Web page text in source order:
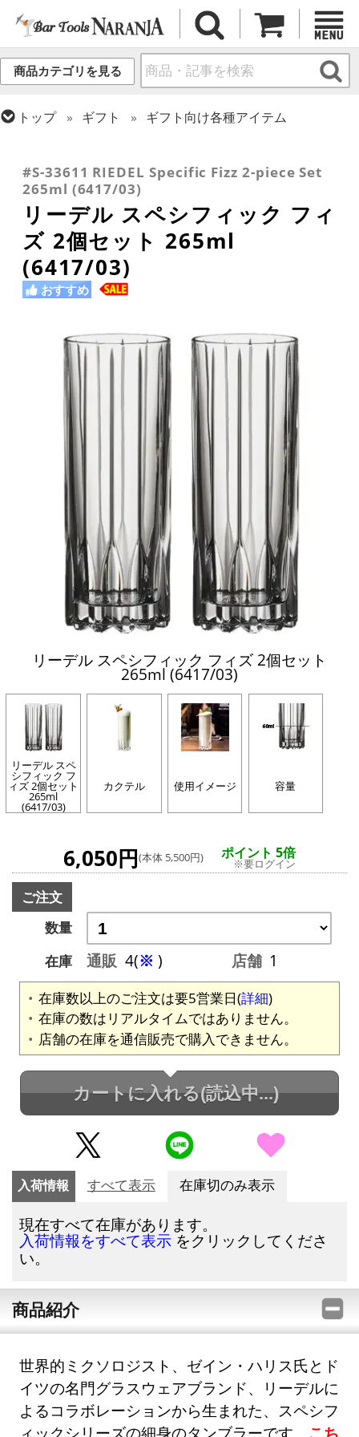
商品カテゴリを見る
トップ ギフト
ギフト向け各種アイテム
タンブラー
#S-33611 RIEDEL Specific Fizz 2-piece Set
265ml (6417/03)
リーデル スペシフィック フィ
ズ 2個セット 265ml
(6417/03)
おすすめ
リーデル スペシフィック フィズ 2個セット
265ml (6417/03)
リーデル スペ
シフィック フ
ィズ 2個セット
265ml
(6417/03)
カクテル 使用イメージ 容量
6,050円(本体 5,500円) ポイント 5倍
※要ログイン
ご注文
数量
在庫
通販 4(※ ) 店舗 1
在庫数以上のご注文は要5営業日(詳細)
在庫の数はリアルタイムではありません。
店舗の在庫を通信販売で購入できません。
カートに入れる(読込中...)
入荷情報 すべて表示 在庫切のみ表示
現在すべて在庫があります。
入荷情報をすべて表示 をクリックしてくださ
い。
商品紹介
世界的ミクソロジスト、ゼイン・ハリス氏とド
イツの名門グラスウェアブランド、リーデルに
よるコラボレーションから生まれた、スペシフ
ィックシリーズの細身のタンブラーです。 こち